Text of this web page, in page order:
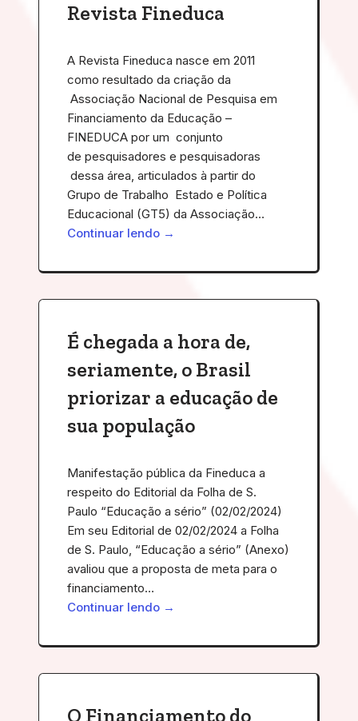
Revista Fineduca
A Revista Fineduca nasce em 2011
como resultado da criação da
Associação Nacional de Pesquisa em
Financiamento da Educação –
FINEDUCA por um conjunto
de pesquisadores e pesquisadoras
dessa área, articulados à partir do
Grupo de Trabalho Estado e Política
Educacional (GT5) da Associação…
Continuar lendo →
É chegada a hora de,
seriamente, o Brasil
priorizar a educação de
sua população
Manifestação pública da Fineduca a
respeito do Editorial da Folha de S.
Paulo “Educação a sério” (02/02/2024)
Em seu Editorial de 02/02/2024 a Folha
de S. Paulo, “Educação a sério” (Anexo)
avaliou que a proposta de meta para o
financiamento…
Continuar lendo →
O Financiamento do